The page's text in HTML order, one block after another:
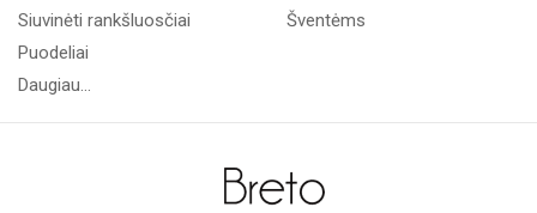
Siuvinėti rankšluosčiai
Puodeliai
Daugiau...
Šventėms